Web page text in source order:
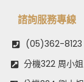
諮詢服務專線
(05)362-8123
分機322 周小姐